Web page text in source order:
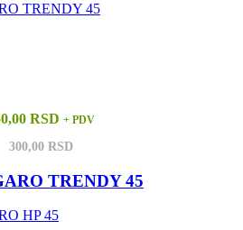
RSD + PDV
300,00 RSD
TRENDY 45